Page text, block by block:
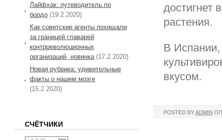
достигнет
растения.
В Испании,
вкусом.
POSTED BYADMIN
Лайфхак: путеводитель по
бордо (19.2.2020)
Как советские агенты похищали
за границей главарей
контрреволюционных
организаций, новинка(17.2.2020)
Новая рубрика: удивительные
факты о нашем мозге
(15.2.2020)
СЧЁТЧИКИ